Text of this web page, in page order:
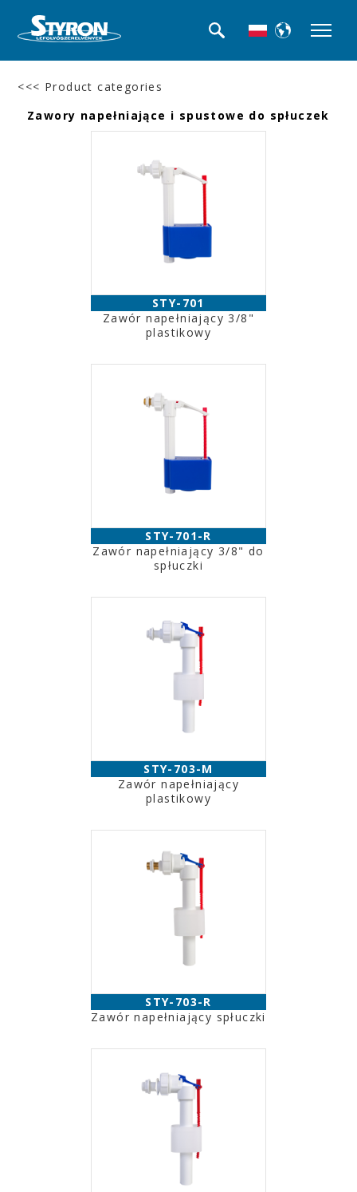
<<< Product categories
Zawory napełniające i spustowe do spłuczek
STY-701
Zawór napełniający 3/8"
plastikowy
STY-701-R
Zawór napełniający 3/8" do
spłuczki
STY-703-M
Zawór napełniający
plastikowy
STY-703-R
Zawór napełniający spłuczki